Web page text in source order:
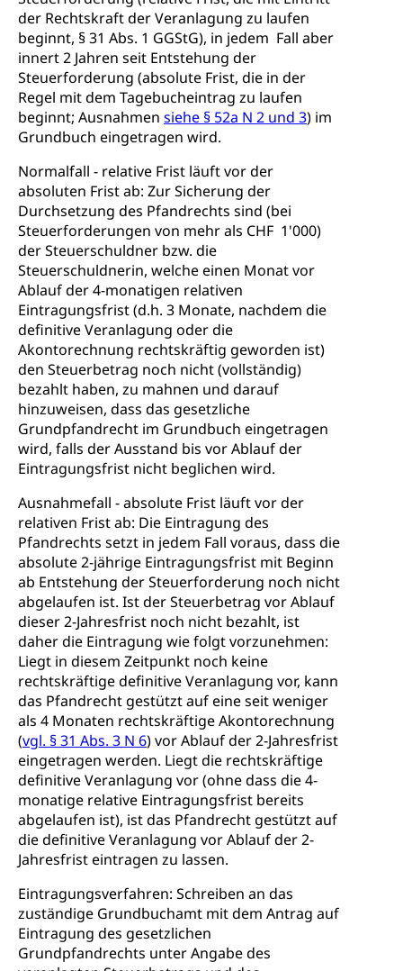
der Rechtskraft der Veranlagung zu laufen
beginnt, § 31 Abs. 1 GGStG), in jedem Fall aber
innert 2 Jahren seit Entstehung der
Steuerforderung (absolute Frist, die in der
Regel mit dem Tagebucheintrag zu laufen
beginnt; Ausnahmen siehe § 52a N 2 und 3) im
Grundbuch eingetragen wird.
Normalfall - relative Frist läuft vor der
absoluten Frist ab: Zur Sicherung der
Durchsetzung des Pfandrechts sind (bei
Steuerforderungen von mehr als CHF 1'000)
der Steuerschuldner bzw. die
Steuerschuldnerin, welche einen Monat vor
Ablauf der 4-monatigen relativen
Eintragungsfrist (d.h. 3 Monate, nachdem die
definitive Veranlagung oder die
Akontorechnung rechtskräftig geworden ist)
den Steuerbetrag noch nicht (vollständig)
bezahlt haben, zu mahnen und darauf
hinzuweisen, dass das gesetzliche
Grundpfandrecht im Grundbuch eingetragen
wird, falls der Ausstand bis vor Ablauf der
Eintragungsfrist nicht beglichen wird.
Ausnahmefall - absolute Frist läuft vor der
relativen Frist ab: Die Eintragung des
Pfandrechts setzt in jedem Fall voraus, dass die
absolute 2-jährige Eintragungsfrist mit Beginn
ab Entstehung der Steuerforderung noch nicht
abgelaufen ist. Ist der Steuerbetrag vor Ablauf
dieser 2-Jahresfrist noch nicht bezahlt, ist
daher die Eintragung wie folgt vorzunehmen:
Liegt in diesem Zeitpunkt noch keine
rechtskräftige definitive Veranlagung vor, kann
das Pfandrecht gestützt auf eine seit weniger
als 4 Monaten rechtskräftige Akontorechnung
(vgl. § 31 Abs. 3 N 6) vor Ablauf der 2-Jahresfrist
eingetragen werden. Liegt die rechtskräftige
definitive Veranlagung vor (ohne dass die 4-
monatige relative Eintragungsfrist bereits
abgelaufen ist), ist das Pfandrecht gestützt auf
die definitive Veranlagung vor Ablauf der 2-
Jahresfrist eintragen zu lassen.
Eintragungsverfahren: Schreiben an das
zuständige Grundbuchamt mit dem Antrag auf
Eintragung des gesetzlichen
Grundpfandrechts unter Angabe des